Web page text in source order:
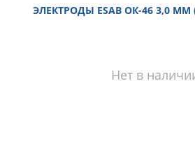
ЭЛЕКТРОДЫ ESAB ОК-46 3,0 ММ
Нет в